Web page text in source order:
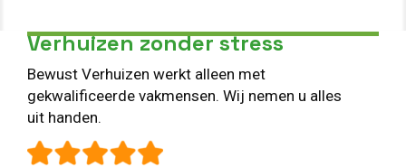
Verhuizen zonder stress
Bewust Verhuizen werkt alleen met
gekwalificeerde vakmensen. Wij nemen u alles
uit handen.